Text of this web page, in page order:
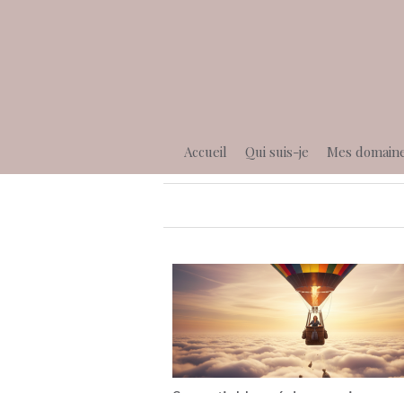
Accueil Qui suis-je Mes